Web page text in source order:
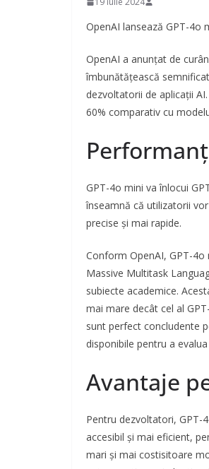
OpenAI lansează GPT-4o
OpenAI a anunțat de
îmbunătățească
dezvoltatorii de aplicații
60% comparativ cu
GPT-4o mini va înlocui
înseamnă că utilizatorii
precise și mai rapide.
Conform OpenAI, GPT-
Massive Multitask
subiecte academice.
mai mare decât cel al
sunt perfect concludente
disponibile pentru a
Avantaje
Pentru dezvoltatori, GPT-
accesibil și mai eficient,
mari și mai costisitoare